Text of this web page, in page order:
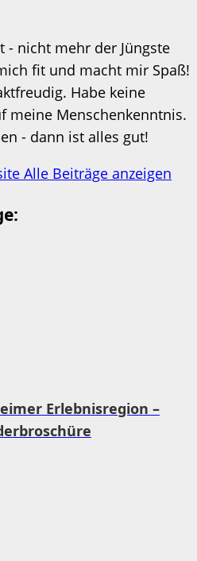
- nicht mehr der Jüngste
fit und macht mir Spaß!
Habe keine
meine Menschenkenntnis.
- dann ist alles gut!
Alle Beiträge anzeigen
Erlebnisregion –